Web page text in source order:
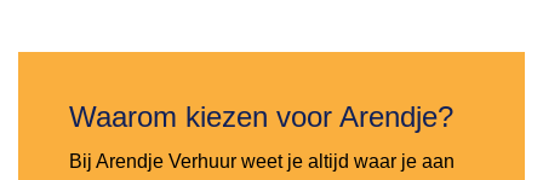
Waarom kiezen voor Arendje?
Bij Arendje Verhuur weet je altijd waar je aan